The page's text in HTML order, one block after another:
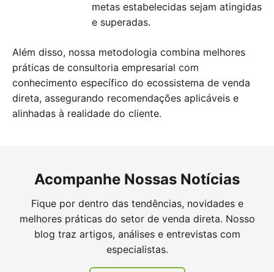
metas estabelecidas sejam atingidas
e superadas.
Além disso, nossa metodologia combina melhores
práticas de consultoria empresarial com
conhecimento específico do ecossistema de venda
direta, assegurando recomendações aplicáveis e
alinhadas à realidade do cliente.
Acompanhe Nossas Notícias
Fique por dentro das tendências, novidades e
melhores práticas do setor de venda direta. Nosso
blog traz artigos, análises e entrevistas com
especialistas.